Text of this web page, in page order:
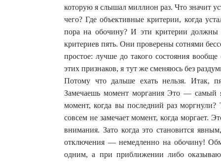
которую я слышал миллион раз. Что значит
чего? Где объективные критерии, когда
пора на обочину? И эти критерии
критериев пять. Они проверены сотнями
простое: лучше до такого состояния
этих признаков, я тут же сменяюсь без
Потому что дальше ехать нельзя. Итак,
Замечаешь момент моргания Это — самый
момент, когда вы последний раз
совсем не замечает момент, когда моргает.
внимания. Зато когда это становится
отключения — немедленно на обочину!
одним, а при приближении либо